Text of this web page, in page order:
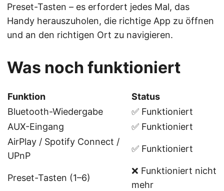
Preset-Tasten – es erfordert jedes Mal, das
Handy herauszuholen, die richtige App zu öffnen
und an den richtigen Ort zu navigieren.
Was noch funktioniert
Funktion
Status
Bluetooth-Wiedergabe
✅ Funktioniert
AUX-Eingang
✅ Funktioniert
AirPlay / Spotify Connect /
UPnP
✅ Funktioniert
Preset-Tasten (1–6)
❌ Funktioniert nicht
mehr